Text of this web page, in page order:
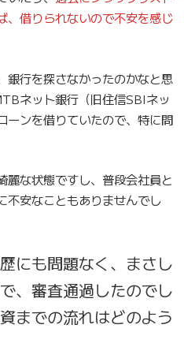
、借りられないので不安を感じ
銀行を探さなかったのかなと思
ネット銀行（旧住信SBIネッ
ーンを借りていたので、特に問
麗な状態ですし、普段会社員と
不安なこともありませんでし
にも問題なく、まさし
、審査通過したのでし
までの流れはどのよう